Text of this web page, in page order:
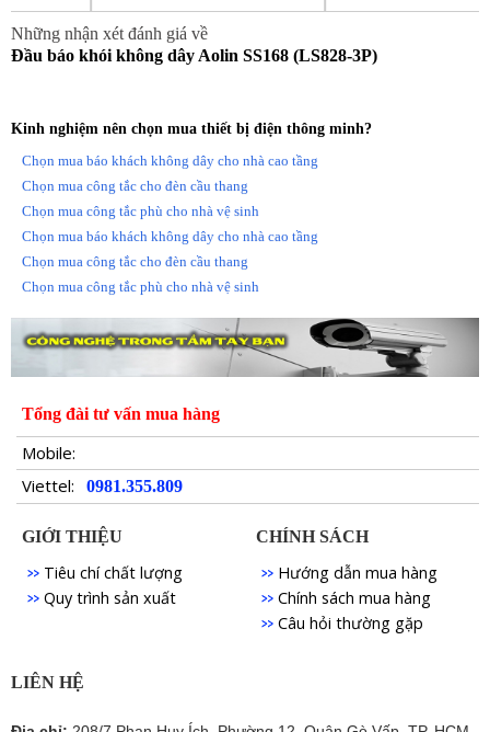
Những nhận xét đánh giá về
Đầu báo khói không dây Aolin SS168 (LS828-3P)
Kinh nghiệm nên chọn mua thiết bị điện thông minh?
Chọn mua báo khách không dây cho nhà cao tầng
Chọn mua công tắc cho đèn cầu thang
Chọn mua công tắc phù cho nhà vệ sinh
Chọn mua báo khách không dây cho nhà cao tầng
Chọn mua công tắc cho đèn cầu thang
Chọn mua công tắc phù cho nhà vệ sinh
Tổng đài tư vấn mua hàng
Mobile:
Viettel:
0981.355.809
GIỚI THIỆU
Tiêu chí chất lượng
Quy trình sản xuất
CHÍNH SÁCH
Hướng dẫn mua hàng
Chính sách mua hàng
Câu hỏi thường gặp
LIÊN HỆ